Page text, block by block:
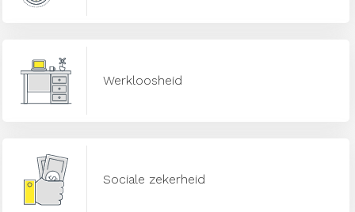
Werkloosheid
Sociale zekerheid